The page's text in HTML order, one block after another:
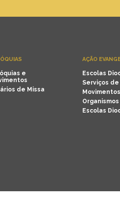
e
de Missa
AÇÃO
Escolas
Serviços
Movimentos
Organismos
Escolas